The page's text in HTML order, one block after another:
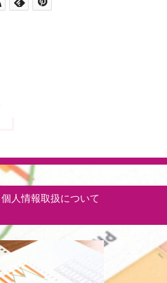
個人情報取扱について